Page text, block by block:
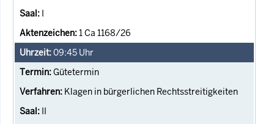
I
1 Ca 1168/26
09:45 Uhr
Gütetermin
Klagen in bürgerlichen Rechtsstreitigkeiten
II